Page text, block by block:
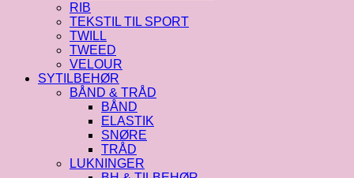
RIB
TEKSTIL TIL SPORT
TWILL
TWEED
VELOUR
SYTILBEHØR
BÅND & TRÅD
BÅND
ELASTIK
SNØRE
TRÅD
LUKNINGER